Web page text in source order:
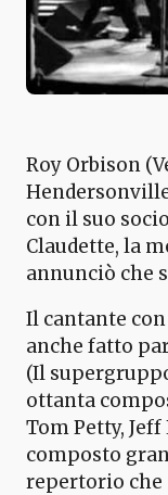
Roy Orbison
con il suo
Claudette, la
annunciò che
Il cantante
anche fatto
(Il
ottanta
Tom Petty,
composto
repertorio che